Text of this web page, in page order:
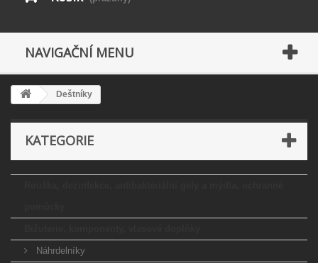
NAVIGAČNÍ MENU
Deštníky
KATEGORIE
Náhrdelníky